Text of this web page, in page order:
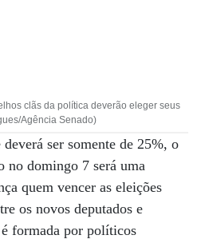
clãs da política deverão eleger seus
Agência Senado)
ser somente de 25%, o
no domingo 7 será uma
quem vencer as eleições
os novos deputados e
formada por políticos